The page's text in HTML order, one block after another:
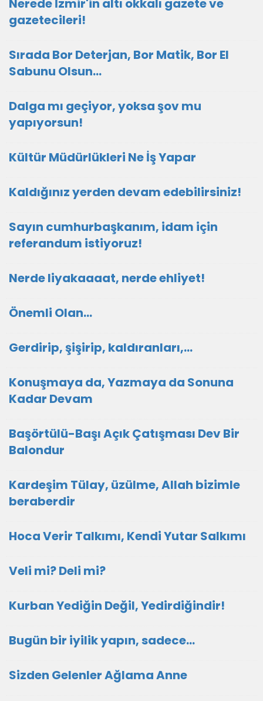
Nerede İzmir'in altı okkalı gazete ve
gazetecileri!
Sırada Bor Deterjan, Bor Matik, Bor El
Sabunu Olsun…
Dalga mı geçiyor, yoksa şov mu
yapıyorsun!
Kültür Müdürlükleri Ne İş Yapar
Kaldığınız yerden devam edebilirsiniz!
Sayın cumhurbaşkanım, idam için
referandum istiyoruz!
Nerde liyakaaaat, nerde ehliyet!
Önemli Olan…
Gerdirip, şişirip, kaldıranları,...
Konuşmaya da, Yazmaya da Sonuna
Kadar Devam
Başörtülü-Başı Açık Çatışması Dev Bir
Balondur
Kardeşim Tülay, üzülme, Allah bizimle
beraberdir
Hoca Verir Talkımı, Kendi Yutar Salkımı
Veli mi? Deli mi?
Kurban Yediğin Değil, Yedirdiğindir!
Bugün bir iyilik yapın, sadece...
Sizden Gelenler Ağlama Anne